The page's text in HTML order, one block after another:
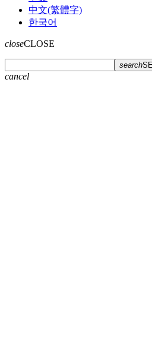
中文(繁體字)
한국어
closeCLOSE
search
cancel